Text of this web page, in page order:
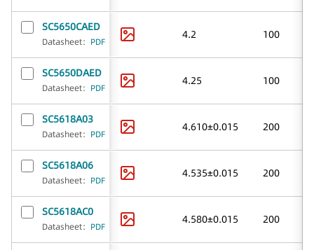
SC5650CAED
Datasheet： PDF
4.2 100
SC5650DAED
Datasheet： PDF
4.25 100
SC5618A03
Datasheet： PDF
4.610±0.015 200
SC5618A06
Datasheet： PDF
4.535±0.015 200
SC5618AC0
Datasheet： PDF
4.580±0.015 200